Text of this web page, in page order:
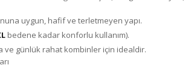
uygun, hafif ve terletmeyen yapı.
bedene kadar konforlu kullanım).
ve günlük rahat kombinler için idealdir.